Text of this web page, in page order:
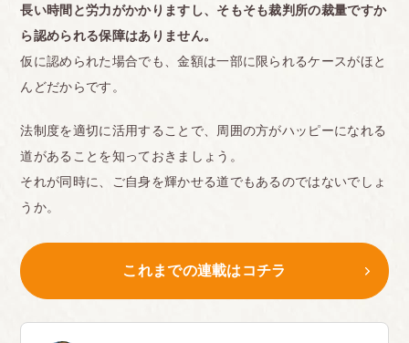
長い時間と労力がかかりますし、そもそも裁判所の裁量ですか
ら認められる保障はありません。
仮に認められた場合でも、金額は一部に限られるケースがほと
んどだからです。
法制度を適切に活用することで、周囲の方がハッピーになれる
道があることを知っておきましょう。
それが同時に、ご自身を輝かせる道でもあるのではないでしょ
うか。
これまでの連載はコチラ